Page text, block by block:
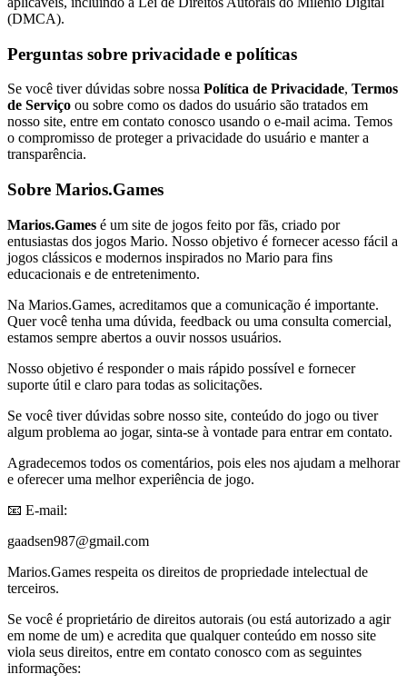
(DMCA).
Perguntas sobre privacidade e políticas
Se você tiver dúvidas sobre nossa Política de Privacidade, Termos
de Serviço ou sobre como os dados do usuário são tratados em
nosso site, entre em contato conosco usando o e-mail acima. Temos
o compromisso de proteger a privacidade do usuário e manter a
transparência.
Sobre Marios.Games
Marios.Games é um site de jogos feito por fãs, criado por
entusiastas dos jogos Mario. Nosso objetivo é fornecer acesso fácil a
jogos clássicos e modernos inspirados no Mario para fins
educacionais e de entretenimento.
Na Marios.Games, acreditamos que a comunicação é importante.
Quer você tenha uma dúvida, feedback ou uma consulta comercial,
estamos sempre abertos a ouvir nossos usuários.
Nosso objetivo é responder o mais rápido possível e fornecer
suporte útil e claro para todas as solicitações.
Se você tiver dúvidas sobre nosso site, conteúdo do jogo ou tiver
algum problema ao jogar, sinta-se à vontade para entrar em contato.
Agradecemos todos os comentários, pois eles nos ajudam a melhorar
e oferecer uma melhor experiência de jogo.
📧 E-mail:
gaadsen987@gmail.com
Marios.Games respeita os direitos de propriedade intelectual de
terceiros.
Se você é proprietário de direitos autorais (ou está autorizado a agir
em nome de um) e acredita que qualquer conteúdo em nosso site
viola seus direitos, entre em contato conosco com as seguintes
informações: